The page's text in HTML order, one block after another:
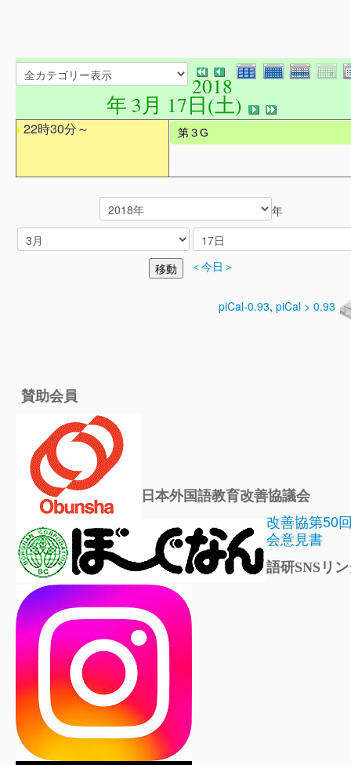
2018
年 3月 17日(土)
22時30分～ 第３G
年
＜今日＞
piCal-0.93, piCal > 0.93
賛助会員
日本外国語教育改善協議会
改善協第50
会意見書
語研SNSリ